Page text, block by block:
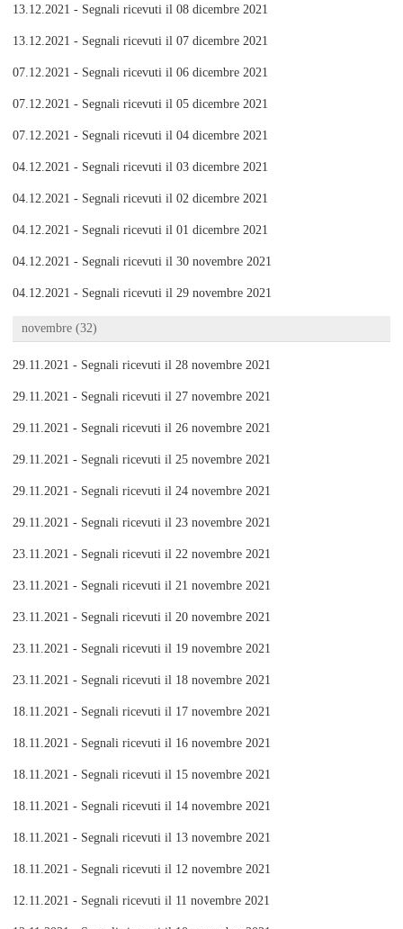
13.12.2021 - Segnali ricevuti il 08 dicembre 2021
13.12.2021 - Segnali ricevuti il 07 dicembre 2021
07.12.2021 - Segnali ricevuti il 06 dicembre 2021
07.12.2021 - Segnali ricevuti il 05 dicembre 2021
07.12.2021 - Segnali ricevuti il 04 dicembre 2021
04.12.2021 - Segnali ricevuti il 03 dicembre 2021
04.12.2021 - Segnali ricevuti il 02 dicembre 2021
04.12.2021 - Segnali ricevuti il 01 dicembre 2021
04.12.2021 - Segnali ricevuti il 30 novembre 2021
04.12.2021 - Segnali ricevuti il 29 novembre 2021
novembre (32)
29.11.2021 - Segnali ricevuti il 28 novembre 2021
29.11.2021 - Segnali ricevuti il 27 novembre 2021
29.11.2021 - Segnali ricevuti il 26 novembre 2021
29.11.2021 - Segnali ricevuti il 25 novembre 2021
29.11.2021 - Segnali ricevuti il 24 novembre 2021
29.11.2021 - Segnali ricevuti il 23 novembre 2021
23.11.2021 - Segnali ricevuti il 22 novembre 2021
23.11.2021 - Segnali ricevuti il 21 novembre 2021
23.11.2021 - Segnali ricevuti il 20 novembre 2021
23.11.2021 - Segnali ricevuti il 19 novembre 2021
23.11.2021 - Segnali ricevuti il 18 novembre 2021
18.11.2021 - Segnali ricevuti il 17 novembre 2021
18.11.2021 - Segnali ricevuti il 16 novembre 2021
18.11.2021 - Segnali ricevuti il 15 novembre 2021
18.11.2021 - Segnali ricevuti il 14 novembre 2021
18.11.2021 - Segnali ricevuti il 13 novembre 2021
18.11.2021 - Segnali ricevuti il 12 novembre 2021
12.11.2021 - Segnali ricevuti il 11 novembre 2021